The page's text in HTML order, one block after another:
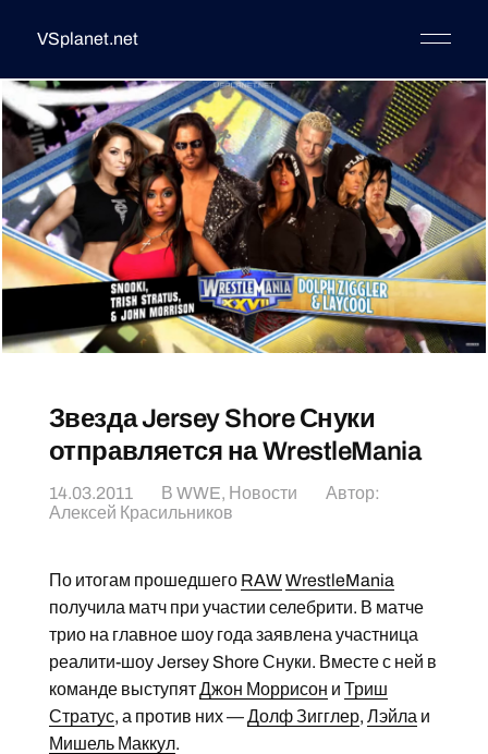
VSplanet.net
Звезда Jersey Shore Снуки
отправляется на WrestleMania
14.03.2011 В WWE, Новости
Автор:
Алексей Красильников
По итогам прошедшего RAWWrestleMania
получила матч при участии селебрити. В матче
трио на главное шоу года заявлена участница
реалити-шоу Jersey Shore Снуки. Вместе с ней в
команде выступятДжон Моррисон и Триш
Стратус, а против них —Долф Зигглер, Лэйла и
Мишель Маккул.